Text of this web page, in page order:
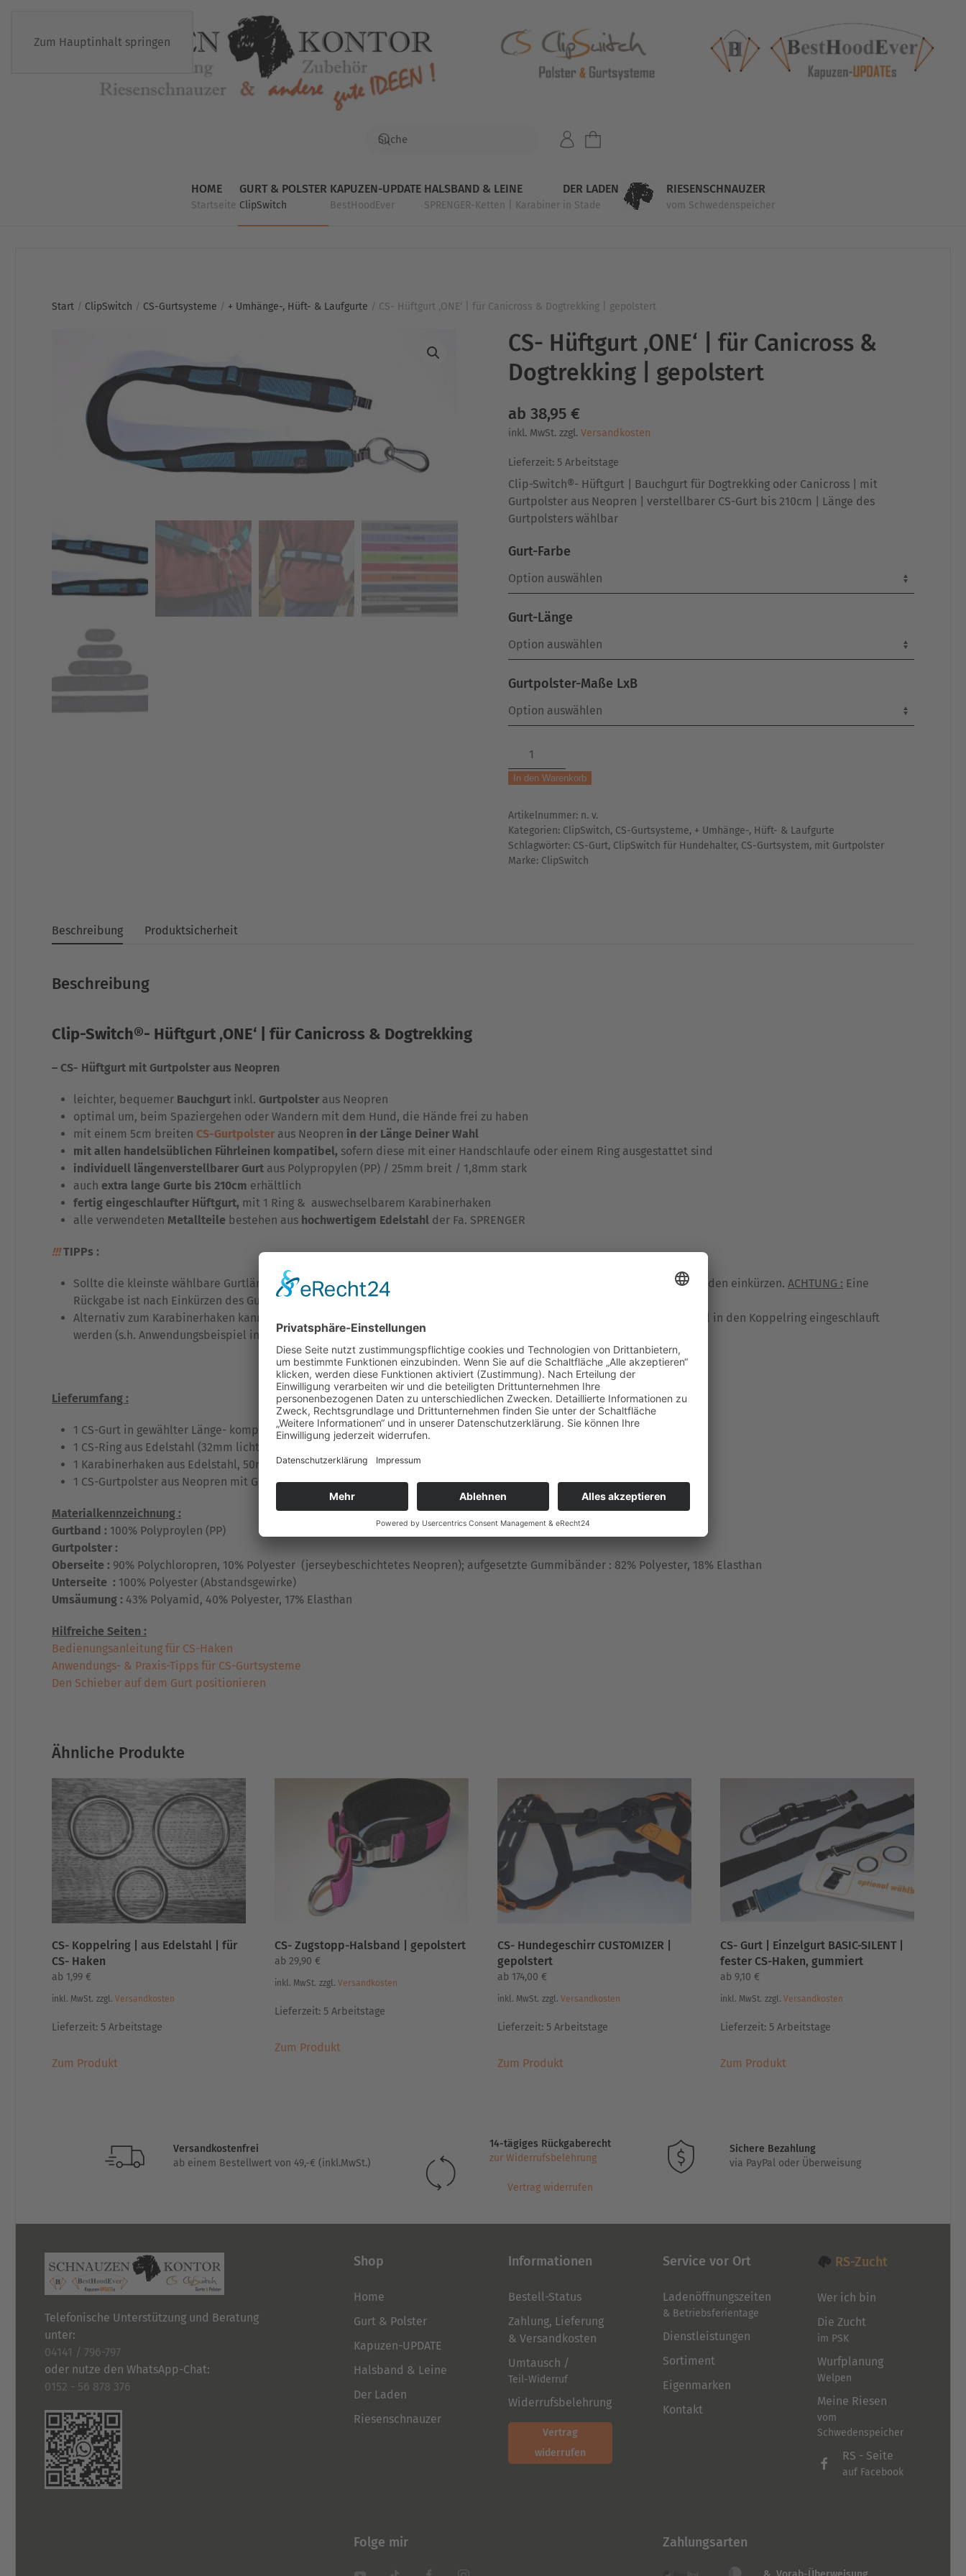
Zum Hauptinhalt springen
HOME
Startseite
GURT & POLSTER
ClipSwitch
KAPUZEN-UPDATE
BestHoodEver
HALSBAND & LEINE
SPRENGER-Ketten | Karabiner
DER LADEN
in Stade
RIESENSCHNAUZER
vom Schwedenspeicher
Start / ClipSwitch / CS-Gurtsysteme / + Umhänge-, Hüft- & Laufgurte / CS- Hüftgurt ‚ONE‘ | für Canicross & Dogtrekking | gepolstert
CS- Hüftgurt ‚ONE‘ | für Canicross &
Dogtrekking | gepolstert
ab 38,95 €
inkl. MwSt. zzgl. Versandkosten
Lieferzeit: 5 Arbeitstage
Clip-Switch®- Hüftgurt | Bauchgurt für Dogtrekking oder Canicross | mit
Gurtpolster aus Neopren | verstellbarer CS-Gurt bis 210cm | Länge des
Gurtpolsters wählbar
Gurt-Farbe
Gurt-Länge
Gurtpolster-Maße LxB
'ONE'
für
Canicross
&
Dogtrekking
In den Warenkorb
Artikelnummer: n. v.
Kategorien: ClipSwitch, CS-Gurtsysteme, + Umhänge-, Hüft- & Laufgurte
Schlagwörter: CS-Gurt, ClipSwitch für Hundehalter, CS-Gurtsystem, mit Gurtpolster
Marke: ClipSwitch
Beschreibung Produktsicherheit
Beschreibung
Clip-Switch®- Hüftgurt ‚ONE‘ | für Canicross & Dogtrekking
– CS- Hüftgurt mit Gurtpolster aus Neopren
leichter, bequemer Bauchgurt inkl. Gurtpolster aus Neopren
optimal um, beim Spaziergehen oder Wandern mit dem Hund, die Hände frei zu haben
mit einem 5cm breiten CS-Gurtpolster aus Neopren in der Länge Deiner Wahl
mit allen handelsüblichen Führleinen kompatibel, sofern diese mit einer Handschlaufe oder einem Ring ausgestattet sind
individuell längenverstellbarer Gurt aus Polypropylen (PP) / 25mm breit / 1,8mm stark
auch extra lange Gurte bis 210cm erhältlich
fertig eingeschlaufter Hüftgurt, mit 1 Ring & auswechselbarem Karabinerhaken
alle verwendeten Metallteile bestehen aus hochwertigem Edelstahl der Fa. SPRENGER
!!!TIPPs :
Sollte die kleinste wählbare Gurtlänge für Dich zu lang sein, so kannst Du das Gurtband selbst problemlos durch abschneiden einkürzen. ACHTUNG : Eine
Rückgabe ist nach Einkürzen des Gurtbandes nicht mehr möglich !
Alternativ zum Karabinerhaken kann auch nachträglich ein sich schnell öffnender Panikhaken über eine Reepschnurkordel in den Koppelring eingeschlauft
werden (s.h. Anwendungsbeispiel in den Produktabbildungen)
Lieferumfang :
1 CS-Gurt in gewählter Länge- komplett eingeschlauft, inkl. 2 CS-Haken, 1 Schieber, 1 Gummischlaufe
1 CS-Ring aus Edelstahl (32mm lichte Weite)
1 Karabinerhaken aus Edelstahl, 50mm
1 CS-Gurtpolster aus Neopren mit Gummischlaufen in gewählter Länge
Materialkennzeichnung :
Gurtband : 100% Polyproylen (PP)
Gurtpolster :
Oberseite : 90% Polychloropren, 10% Polyester (jerseybeschichtetes Neopren); aufgesetzte Gummibänder : 82% Polyester, 18% Elasthan
Unterseite : 100% Polyester (Abstandsgewirke)
Umsäumung : 43% Polyamid, 40% Polyester, 17% Elasthan
Hilfreiche Seiten :
Bedienungsanleitung für CS-Haken
Anwendungs- & Praxis-Tipps für CS-Gurtsysteme
Den Schieber auf dem Gurt positionieren
Ähnliche Produkte
CS- Koppelring | aus Edelstahl | für
CS- Haken
ab 1,99 €
inkl. MwSt. zzgl. Versandkosten
Lieferzeit: 5 Arbeitstage
Zum ProduktProdukt
Die
Optionen
gewählt
werden
CS- Zugstopp-Halsband | gepolstert
ab 29,90 €
inkl. MwSt. zzgl. Versandkosten
Lieferzeit: 5 Arbeitstage
Zum ProduktProdukt
können
Produktseite
werden
CS- Hundegeschirr CUSTOMIZER |
gepolstert
ab 174,00 €
inkl. MwSt. zzgl. Versandkosten
Lieferzeit: 5 Arbeitstage
Zum ProduktProdukt
Die
können
CS- Gurt | Einzelgurt BASIC-SILENT |
fester CS-Haken, gummiert
ab 9,10 €
inkl. MwSt. zzgl. Versandkosten
Lieferzeit: 5 Arbeitstage
Zum ProduktProdukt
Die
Optionen
gewählt
werden
Versandkostenfrei
ab einem Bestellwert von 49,-€ (inkl.MwSt.)
14-tägiges Rückgaberecht
zur Widerrufsbelehrung
Vertrag widerrufen
Sichere Bezahlung
via PayPal oder Überweisung
Telefonische Unterstützung und Beratung
unter:
04141 / 796-797
oder nutze den WhatsApp-Chat:
0152 - 56 878 376
Shop
Home
Gurt & Polster
Kapuzen-UPDATE
Halsband & Leine
Der Laden
Riesenschnauzer
Informationen
Bestell-Status
Zahlung, Lieferung
& Versandkosten
Umtausch /
Teil-Widerruf
Widerrufsbelehrung
Vertrag
widerrufen
Service vor Ort
Ladenöffnungszeiten
& Betriebsferientage
Dienstleistungen
Sortiment
Eigenmarken
Kontakt
RS-Zucht
Wer ich bin
Die Zucht
im PSK
Wurfplanung
Welpen
Meine Riesen
vom
Schwedenspeicher
RS - Seite
auf Facebook
Folge mir Zahlungsarten